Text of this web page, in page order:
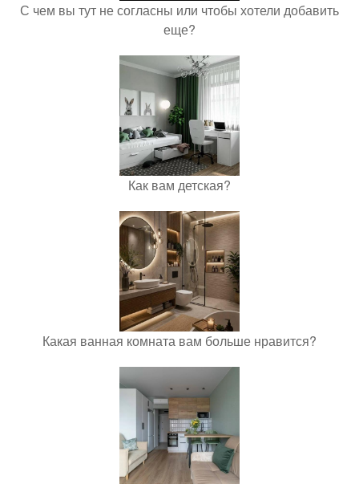
С чем вы тут не согласны или чтобы хотели добавить
еще?
Как вам детская?
Какая ванная комната вам больше нравится?